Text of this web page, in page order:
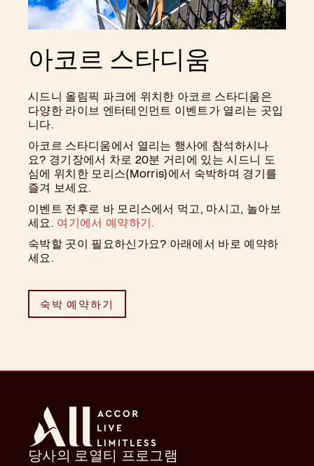
아코르 스타디움
시드니 올림픽 파크에 위치한 아코르 스타디움은
다양한 라이브 엔터테인먼트 이벤트가 열리는 곳입
니다.
아코르 스타디움에서 열리는 행사에 참석하시나
요? 경기장에서 차로 20분 거리에 있는 시드니 도
심에 위치한 모리스(Morris)에서 숙박하며 경기를
즐겨 보세요.
이벤트 전후로 바 모리스에서 먹고, 마시고, 놀아보
세요. 여기에서 예약하기.
숙박할 곳이 필요하신가요? 아래에서 바로 예약하
세요.
숙박 예약하기
당사의 로열티 프로그램